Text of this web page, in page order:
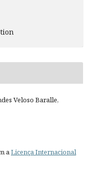
Veloso Baralle,
aLicença Internacional